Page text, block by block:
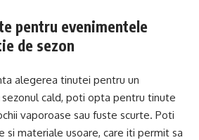
pentru evenimentele
de sezon
alegerea tinutei pentru un
cald, poti opta pentru tinute
vaporoase sau fuste scurte. Poti
si materiale usoare, care iti permit sa